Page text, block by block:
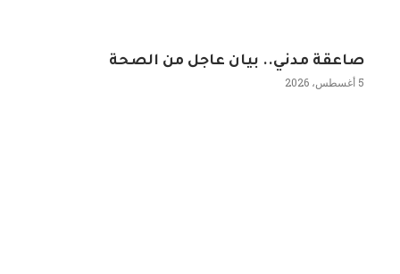
صاعقة مدني.. بيان عاجل من الصحة
5 أغسطس، 2026